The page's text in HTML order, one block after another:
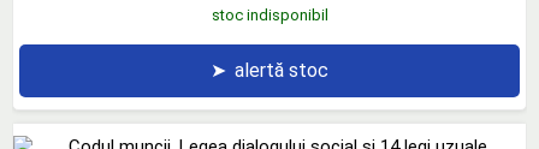
stoc indisponibil
➤ alertă stoc